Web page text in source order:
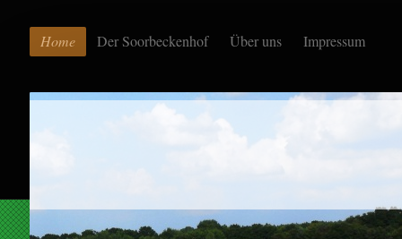
Home Der Soorbeckenhof Über uns Impressum